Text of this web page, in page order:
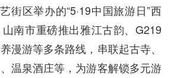
街区举办的“5·19中国旅游日”西
南市重磅推出雅江古韵、G219
漫游等多条路线，串联起古寺、
温泉酒庄等，为游客解锁多元游